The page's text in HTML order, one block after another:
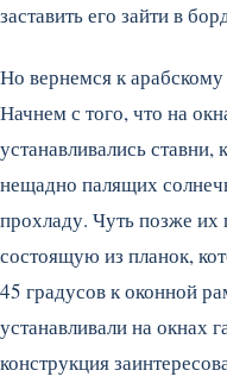
заставить его зайти в
Но вернемся к
Начнем с того, что на
устанавливались
нещадно палящих
прохладу. Чуть позже
состоящую из планок,
45 градусов к оконной
устанавливали на окнах
конструкция